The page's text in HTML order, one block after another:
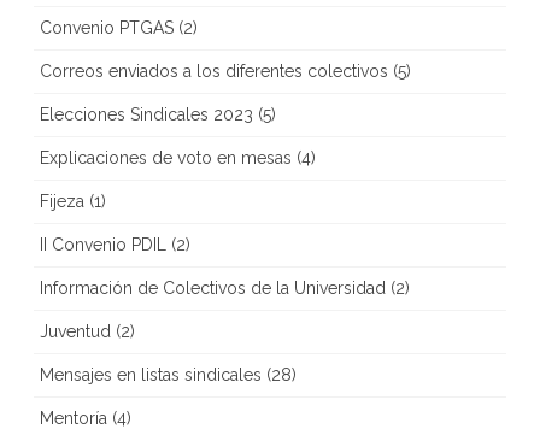
Convenio PTGAS (2)
Correos enviados a los diferentes colectivos (5)
Elecciones Sindicales 2023 (5)
Explicaciones de voto en mesas (4)
Fijeza (1)
II Convenio PDIL (2)
Información de Colectivos de la Universidad (2)
Juventud (2)
Mensajes en listas sindicales (28)
Mentoría (4)